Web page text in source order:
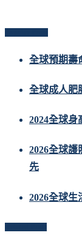
全球預期壽
全球成人肥
2024全球
2026全球
先
2026全球生